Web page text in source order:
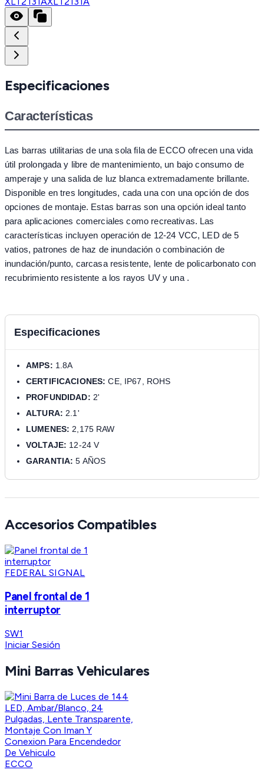
Especificaciones
Características
Las barras utilitarias de una sola fila de ECCO ofrecen una vida
útil prolongada y libre de mantenimiento, un bajo consumo de
amperaje y una salida de luz blanca extremadamente brillante.
Disponible en tres longitudes, cada una con una opción de dos
opciones de montaje. Estas barras son una opción ideal tanto
para aplicaciones comerciales como recreativas. Las
características incluyen operación de 12-24 VCC, LED de 5
vatios, patrones de haz de inundación o combinación de
inundación/punto, carcasa resistente, lente de policarbonato con
recubrimiento resistente a los rayos UV y una .
Especificaciones
AMPS: 1.8A
CERTIFICACIONES: CE, IP67, ROHS
PROFUNDIDAD: 2'
ALTURA: 2.1'
LUMENES: 2,175 RAW
VOLTAJE: 12-24 V
GARANTIA: 5 AÑOS
Accesorios Compatibles
FEDERAL SIGNAL
Panel frontal de 1
interruptor
SW1
Iniciar Sesión
Mini Barras Vehiculares
ECCO